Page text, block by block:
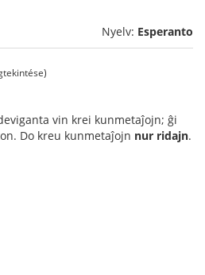
Nyelv: Esperanto
vin krei kunmetaĵojn; ĝi
Do kreu kunmetaĵojn nur ridajn.